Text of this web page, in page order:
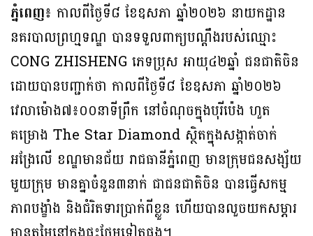
ភ្នំពេញ៖ កាលពីថ្ងៃទី៨ ខែឧសភា ឆ្នាំ២០២៦ នាយកដ្ឋាន
នគរបាលព្រហ្មទណ្ឌ បានទទួលពាក្យបណ្តឹងរបស់ឈ្មោះ
CONG ZHISHENG ភេទប្រុស អាយុ៤២ឆ្នាំ ជនជាតិចិន
ដោយបានបញ្ជាក់ថា កាលពីថ្ងៃទី៨ ខែឧសភា ឆ្នាំ២០២៦
វេលាម៉ោង៧៖០០នាទីព្រឹក នៅចំណុចក្នុងបុរីប៉េង ហួត
គម្រោង The Star Diamond ស្ថិតក្នុងសង្កាត់ចាក់
អង្រែលើ ខណ្ឌមានជ័យ រាជធានីភ្នំពេញ មានក្រុមជនសង្ស័យ
មួយក្រុម មានគ្នាចំនួន៣នាក់ ជាជនជាតិចិន បានធ្វើសកម្ម
ភាពបង្ខាំង និងជំរិតទារប្រាក់ពីខ្លួន ហើយបានលួចយកសម្ភារ